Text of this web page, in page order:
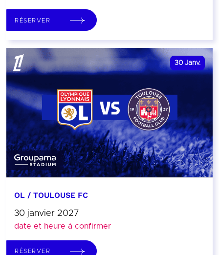
RÉSERVER
30 Janv.
OL / TOULOUSE FC
30 janvier 2027
date et heure à confirmer
RÉSERVER